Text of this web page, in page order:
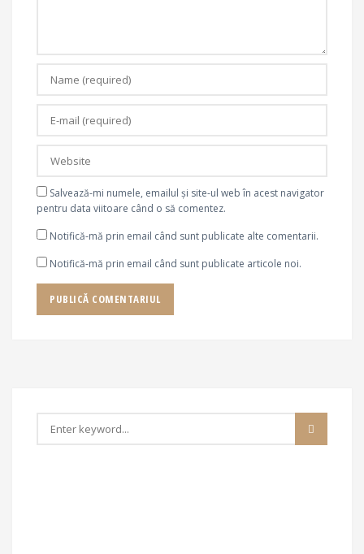
Salvează-mi numele, emailul și site-ul web în acest navigator
pentru data viitoare când o să comentez.
Notifică-mă prin email când sunt publicate alte comentarii.
Notifică-mă prin email când sunt publicate articole noi.